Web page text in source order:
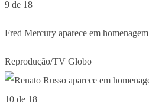
9 de 18
Fred Mercury aparece em homenagem
Reprodução/TV Globo
10 de 18